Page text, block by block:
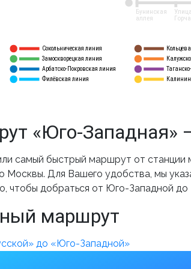
Сокольническая линия
Замоскворецкая линия
Арбатско-Покровская линия
Филёвская линия
Улица
Бунинская
аллея
«Юго-Западная»
самый быстрый маршрут от станции
Москвы. Для Вашего удобства, мы
чтобы добраться от Юго-Западной до
маршрут
до «Юго-Западной»